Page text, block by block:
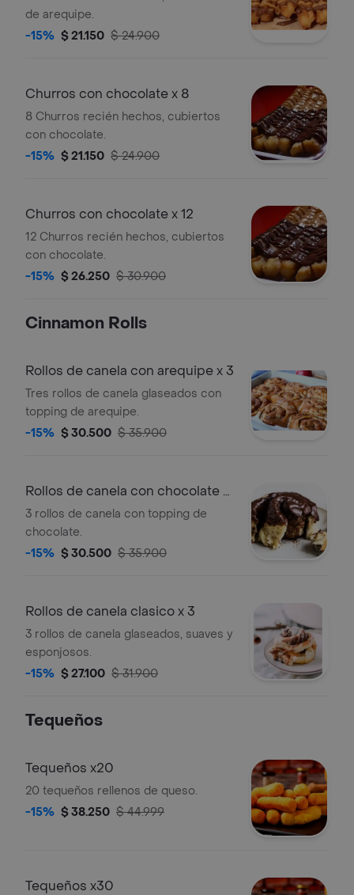
de arequipe.
-15% $ 21.150 $ 24.900
Churros con chocolate x 8
8 Churros recién hechos, cubiertos
con chocolate.
-15% $ 21.150 $ 24.900
Churros con chocolate x 12
12 Churros recién hechos, cubiertos
con chocolate.
-15% $ 26.250 $ 30.900
Cinnamon Rolls
Rollos de canela con arequipe x 3
Tres rollos de canela glaseados con
topping de arequipe.
-15% $ 30.500 $ 35.900
Rollos de canela con chocolate x
3
3 rollos de canela con topping de
chocolate.
-15% $ 30.500 $ 35.900
Rollos de canela clasico x 3
3 rollos de canela glaseados, suaves y
esponjosos.
-15% $ 27.100 $ 31.900
Tequeños
Tequeños x20
20 tequeños rellenos de queso.
-15% $ 38.250 $ 44.999
Tequeños x30